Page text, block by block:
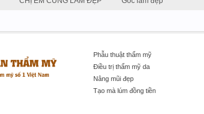
Phẫu thuật thẩm mỹ
Điều trị thẩm mỹ da
Nâng mũi đẹp
Tạo mà lúm đồng tiền